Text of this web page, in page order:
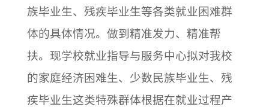
族毕业生、残疾毕业生等各类就业困难群
体的具体情况。做到精准发力、精准帮
扶。现学校就业指导与服务中心拟对我校
的家庭经济困难生、少数民族毕业生、残
疾毕业生这类特殊群体根据在就业过程产